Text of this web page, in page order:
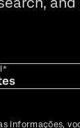
informações,